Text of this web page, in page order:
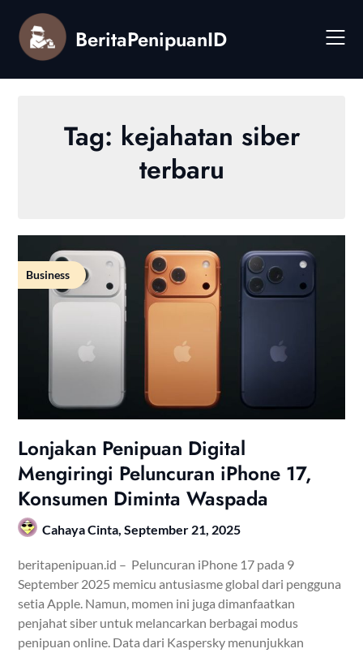
content
BeritaPenipuanID
Tag: kejahatan siber
terbaru
Business
Lonjakan Penipuan Digital
Mengiringi Peluncuran iPhone 17,
Konsumen Diminta Waspada
Cahaya Cinta,September 21, 2025
beritapenipuan.id – Peluncuran iPhone 17 pada 9
September 2025 memicu antusiasme global dari pengguna
setia Apple. Namun, momen ini juga dimanfaatkan
penjahat siber untuk melancarkan berbagai modus
penipuan online. Data dari Kaspersky menunjukkan